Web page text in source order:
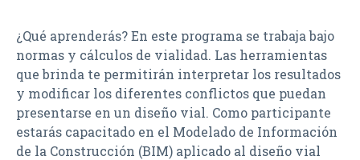
¿Qué aprenderás? En este programa se trabaja bajo
normas y cálculos de vialidad. Las herramientas
que brinda te permitirán interpretar los resultados
y modificar los diferentes conflictos que puedan
presentarse en un diseño vial. Como participante
estarás capacitado en el Modelado de Información
de la Construcción (BIM) aplicado al diseño vial